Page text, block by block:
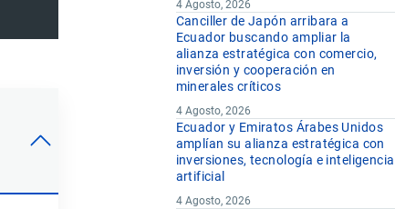
4 Agosto, 2026
Canciller de Japón arribara a
Ecuador buscando ampliar la
alianza estratégica con comercio,
inversión y cooperación en
minerales críticos
4 Agosto, 2026
Ecuador y Emiratos Árabes Unidos
amplían su alianza estratégica con
inversiones, tecnología e inteligencia
artificial
4 Agosto, 2026